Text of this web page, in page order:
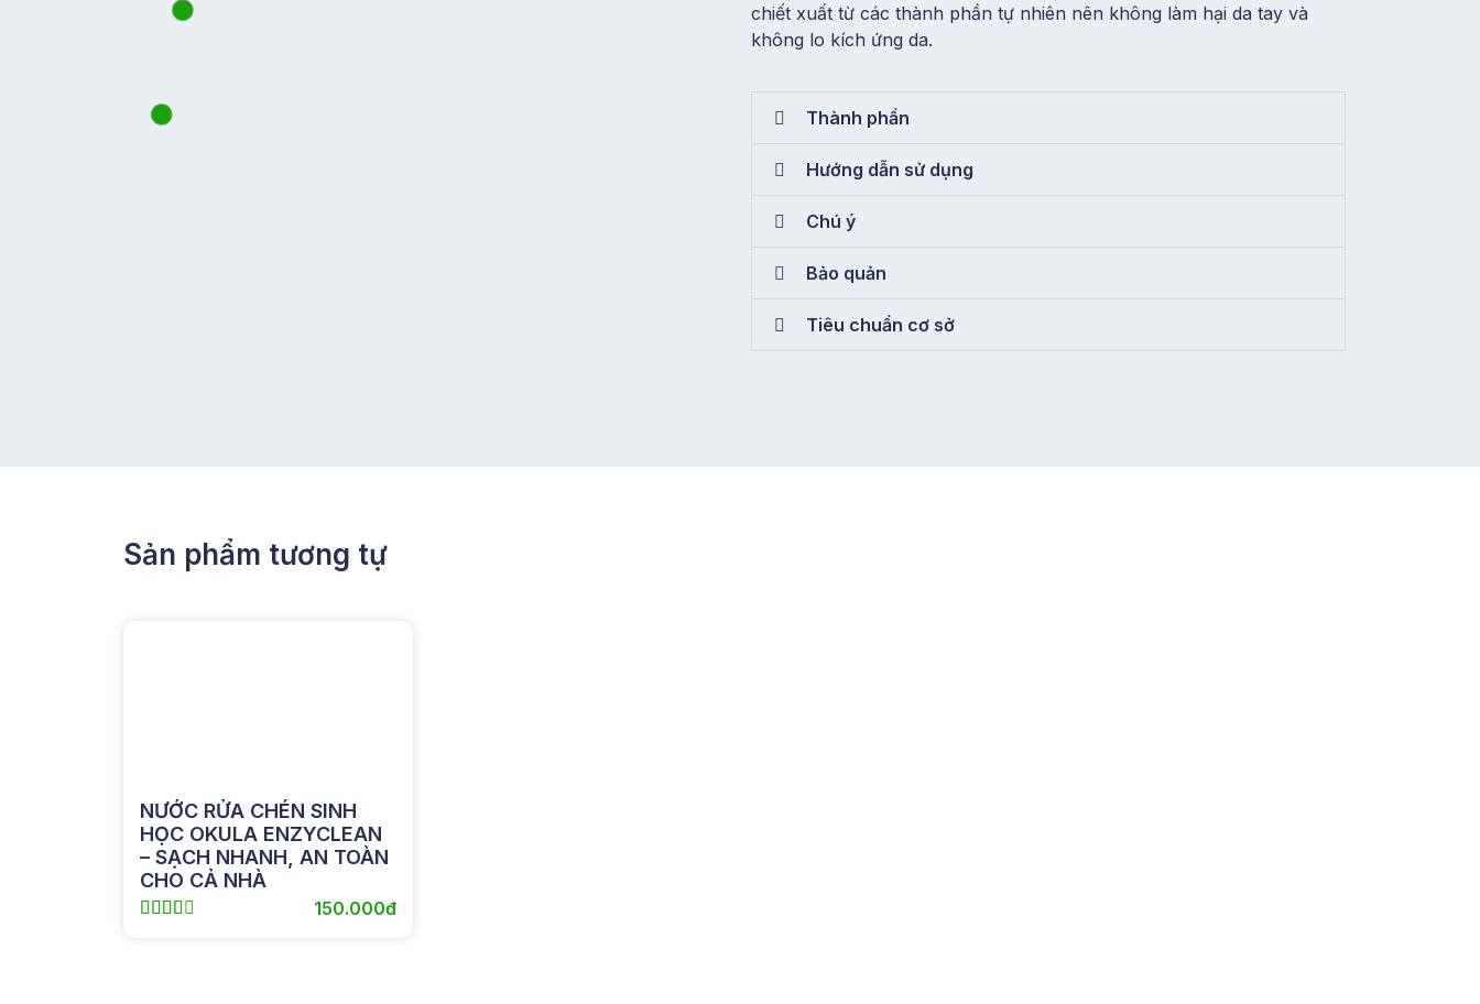
chiết xuất từ các thành phần tự nhiên nên không làm hại da tay và
không lo kích ứng da.
Thành phần
Hướng dẫn sử dụng
Chú ý
Bảo quản
Tiêu chuẩn cơ sở
Sản phẩm tương tự
NƯỚC RỬA CHÉN SINH
HỌC OKULA ENZYCLEAN
– SẠCH NHANH, AN TOÀN
CHO CẢ NHÀ
     150.000đ